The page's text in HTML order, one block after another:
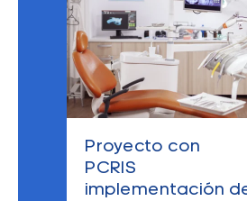
Proyecto con
PCRIS
implementación